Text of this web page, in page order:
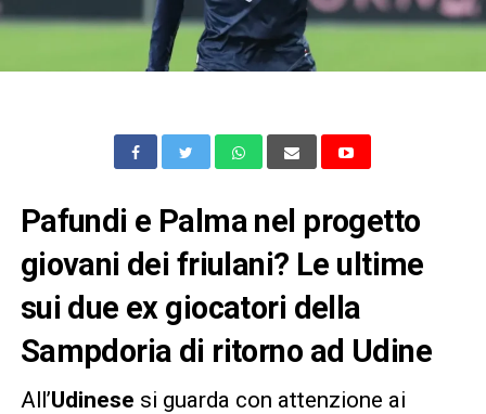
Pafundi e Palma nel progetto
giovani dei friulani? Le ultime
sui due ex giocatori della
Sampdoria di ritorno ad Udine
All’Udinese si guarda con attenzione ai